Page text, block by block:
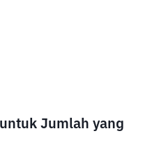
Jumlah yang